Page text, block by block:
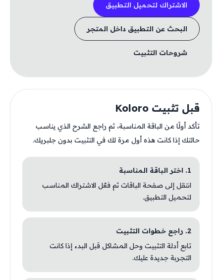
الاشتراك لتحميل التطبيق
البحث عن التطبيق داخل المتجر
شروحات التثبيت
قبل تثبيت Koloro
تأكد أولًا من الباقة المناسبة، ثم راجع الشرح الذي يناسب
حالتك إذا كانت هذه أول مرة لك في التثبيت بدون جلبريك.
1. اختر الباقة المناسبة
انتقل إلى صفحة الباقات ثم فعّل الاشتراك المناسب
لتحميل التطبيق.
2. راجع خطوات التثبيت
تابع أدلة التثبيت وحل المشاكل قبل البدء إذا كانت
التجربة جديدة عليك.